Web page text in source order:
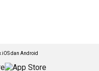
dan Android